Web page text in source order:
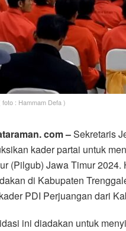
: Hammam Defa )
com –Sekretaris
kader partai untuk
(Pilgub) Jawa Timur
di Kabupaten
PDI Perjuangan dari
ini diadakan untuk